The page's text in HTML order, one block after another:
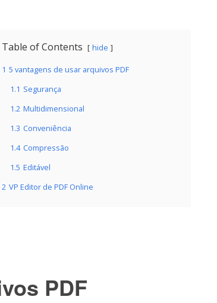
Table of Contents hide
1 5 vantagens de usar arquivos PDF
1.1 Segurança
1.2 Multidimensional
1.3 Conveniência
1.4 Compressão
1.5 Editável
2 VP Editor de PDF Online
PDF